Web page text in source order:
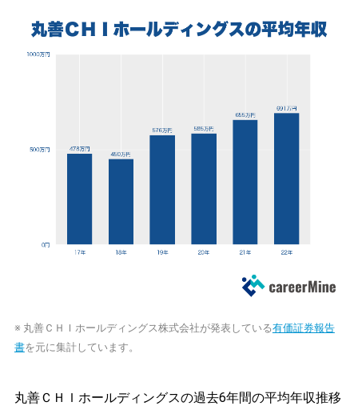
※ 丸善ＣＨＩホールディングス株式会社が発表している有価証券報告
書を元に集計しています。
丸善ＣＨＩホールディングスの過去6年間の平均年収推移